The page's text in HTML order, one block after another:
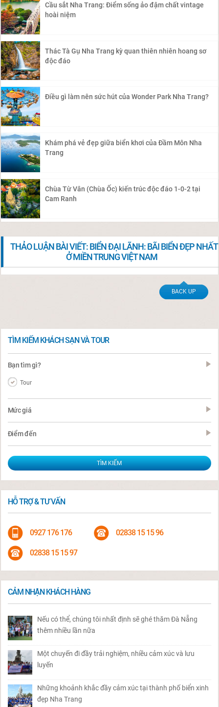
Cầu sắt Nha Trang: Điểm sống ảo đậm chất vintage
hoài niệm
Thác Tà Gụ Nha Trang kỳ quan thiên nhiên hoang sơ
độc đáo
Điều gì làm nên sức hút của Wonder Park Nha Trang?
Khám phá vẻ đẹp giữa biển khơi của Đầm Môn Nha
Trang
Chùa Từ Vân (Chùa Ốc) kiến trúc độc đáo 1-0-2 tại
Cam Ranh
THẢO LUẬN BÀI VIẾT: BIỂN ĐẠI LÃNH: BÃI BIỂN ĐẸP NHẤT
Ở MIỀN TRUNG VIỆT NAM
BACK UP
TÌM KIẾM KHÁCH SẠN VÀ TOUR
Bạn tìm gì?
Tour
Mức giá
Điểm đến
HỖ TRỢ & TƯ VẤN
0927 176 176 02838 15 15 96
02838 15 15 97
CẢM NHẬN KHÁCH HÀNG
Nếu có thể, chúng tôi nhất định sẽ ghé thăm Đà Nẵng
thêm nhiều lần nữa
Một chuyến đi đầy trải nghiệm, nhiều cảm xúc và lưu
luyến
Những khoảnh khắc đầy cảm xúc tại thành phố biển xinh
đẹp Nha Trang